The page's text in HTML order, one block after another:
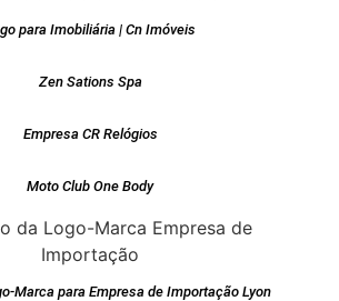
para Imobiliária | Cn Imóveis
Zen Sations Spa
Empresa CR Relógios
Moto Club One Body
Marca para Empresa de Importação Lyon